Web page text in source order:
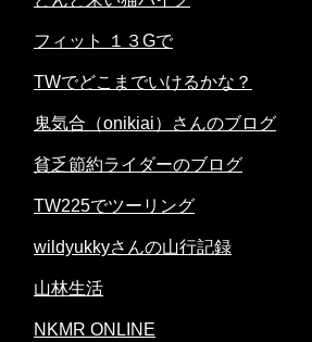
フィット １３Gで
TWでどこまでいけるかな？
鬼気合（onikiai）さんのブログ
貧乏節約ライダーのブログ
TW225でツーリング
wildyukkyさんの山行記録
山林生活
NKMR ONLINE